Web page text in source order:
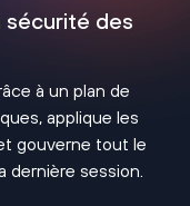
sécurité des
à un plan de
applique les
gouverne tout le
dernière session.